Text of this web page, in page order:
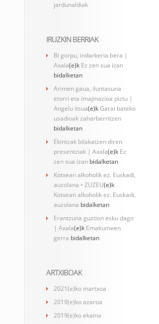
jardunaldiak
IRUZKIN BERRIAK
Bi gorpu, indarkeria bera |
Axala(e)k Ez zen sua izan
bidalketan
Arimen gaua, iluntasuna
etorri eta imajinazioa piztu |
Angelu itsua(e)kGarai bateko
usadioak zaharberritzen
bidalketan
Ekintzak bilakatzen diren
presentziak | Axala(e)k Ez
zen sua izan bidalketan
Kotxean alkoholik ez. Euskadi,
auzolana • ZUZEU(e)k
Kotxean alkoholik ez. Euskadi,
auzolana bidalketan
Erantzuna guztion esku dago
| Axala(e)k Emakumeen
gerra bidalketan
ARTXIBOAK
2021(e)ko martxoa
2019(e)ko azaroa
2019(e)ko ekaina